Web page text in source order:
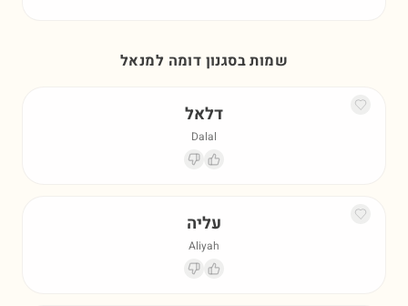
שמות בסגנון דומה למנאל
דלאל
Dalal
עליה
Aliyah